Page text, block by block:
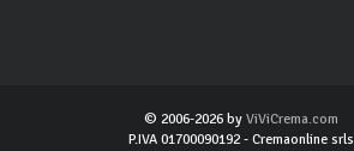
© 2006-2026 by ViViCrema.com
P.IVA 01700090192 - Cremaonline srls